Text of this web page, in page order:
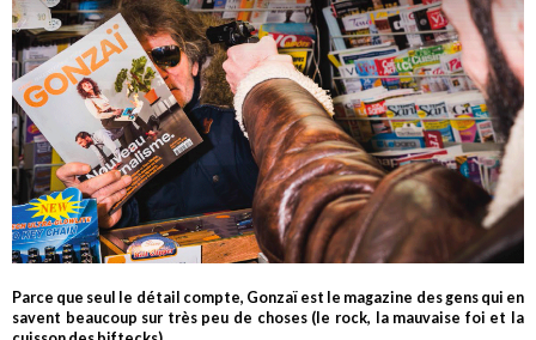
Parce que seul le détail compte, Gonzaï est le magazine des gens qui en
savent beaucoup sur très peu de choses (le rock, la mauvaise foi et la